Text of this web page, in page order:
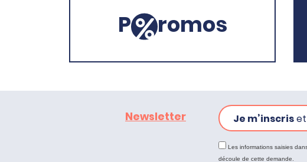
P romos
Newsletter Je m’inscris
Les informations saisies
découle de cette demande.